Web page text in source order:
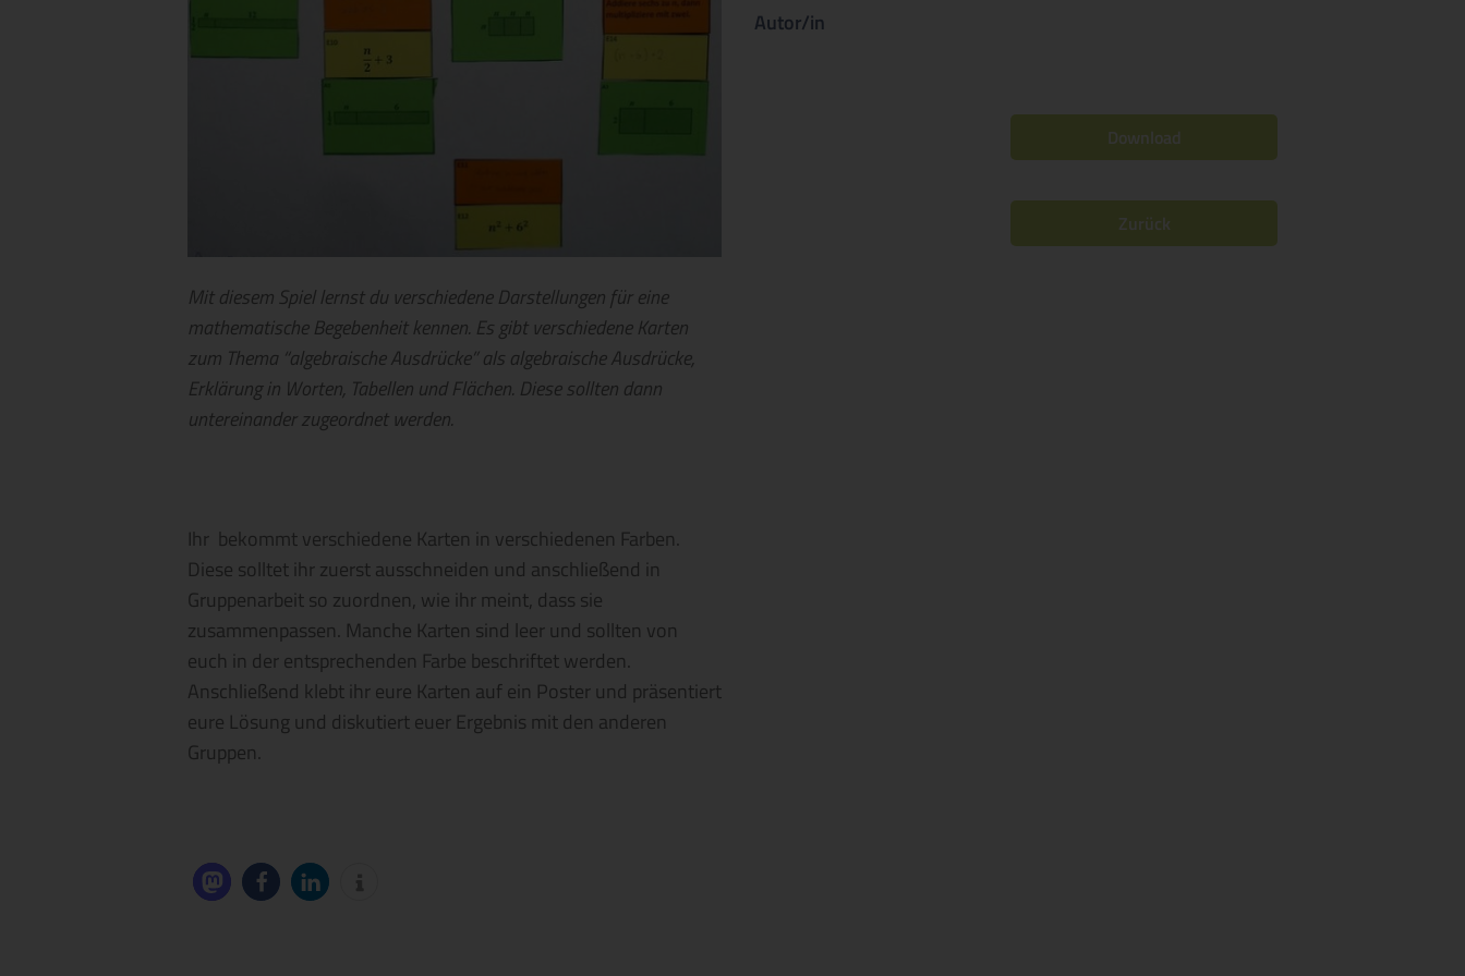
Mit diesem Spiel lernst du verschiedene Darstellungen für eine
mathematische Begebenheit kennen. Es gibt verschiedene Karten
zum Thema “algebraische Ausdrücke” als algebraische Ausdrücke,
Erklärung in Worten, Tabellen und Flächen. Diese sollten dann
untereinander zugeordnet werden.
Ihr bekommt verschiedene Karten in verschiedenen Farben.
Diese solltet ihr zuerst ausschneiden und anschließend in
Gruppenarbeit so zuordnen, wie ihr meint, dass sie
zusammenpassen. Manche Karten sind leer und sollten von
euch in der entsprechenden Farbe beschriftet werden.
Anschließend klebt ihr eure Karten auf ein Poster und präsentiert
eure Lösung und diskutiert euer Ergebnis mit den anderen
Gruppen.
Autor/in
Download
Zurück